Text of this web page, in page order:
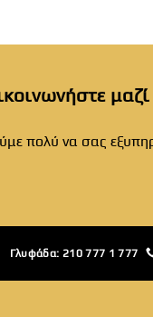
πολύ να σας
Γλυφάδα: 210 777 1 777